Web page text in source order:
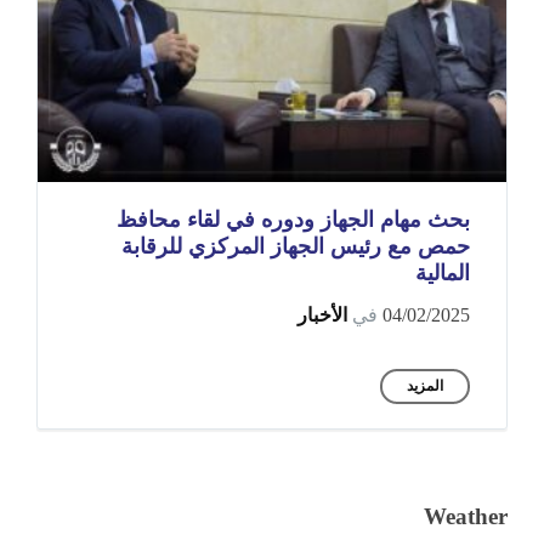
بحث مهام الجهاز ودوره في لقاء محافظ
حمص مع رئيس الجهاز المركزي للرقابة
المالية
04/02/2025 في الأخبار
المزيد
Weather